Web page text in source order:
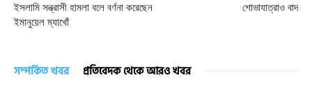
ইসলামি সন্ত্রাসী হামলা বলে বর্ণনা করেছেন
ইমানুয়েল ম্যাখোঁ
শোভাযাত্রাও বাদ
সম্পর্কিত খবর প্রতিবেদক থেকে আরও খবর